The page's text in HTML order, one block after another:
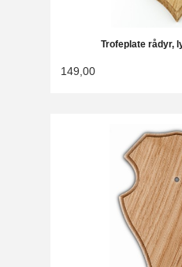
Trofeplate rådyr,
149,00